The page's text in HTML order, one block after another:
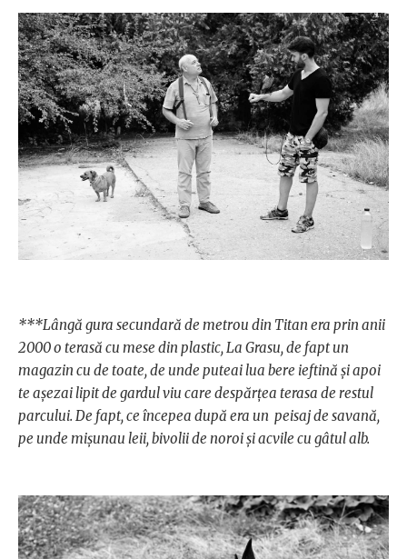
***Lângă gura secundară de metrou din Titan era prin anii
2000 o terasă cu mese din plastic, La Grasu, de fapt un
magazin cu de toate, de unde puteai lua bere ieftină și apoi
te așezai lipit de gardul viu care despărțea terasa de restul
parcului. De fapt, ce începea după era un peisaj de savană,
pe unde mișunau leii, bivolii de noroi și acvile cu gâtul alb.